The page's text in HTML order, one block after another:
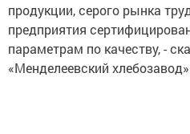
продукции, серого рынка
предприятия
параметрам по качеству, -
«Менделеевский